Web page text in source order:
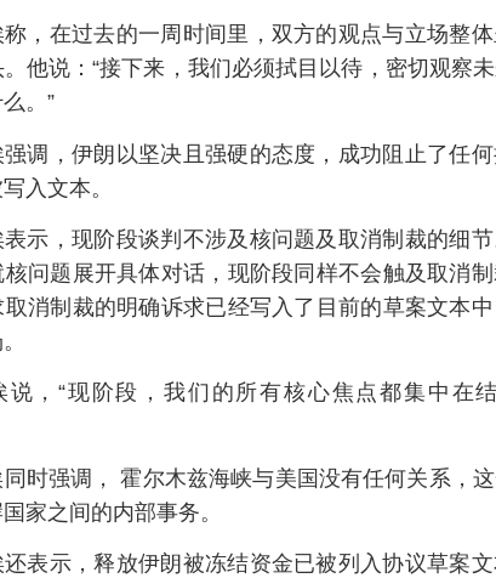
，在过去的一周时间里，双方的观点与立场整
他说：“接下来，我们必须拭目以待，密切观察
。”
调，伊朗以坚决且强硬的态度，成功阻止了任
入文本。
示，现阶段谈判不涉及核问题及取消制裁的细
问题展开具体对话，现阶段同样不会触及取消制
消制裁的明确诉求已经写入了目前的草案文本
说，“现阶段，我们的所有核心焦点都集中在
时强调， 霍尔木兹海峡与美国没有任何关系，
家之间的内部事务。
表示，释放伊朗被冻结资金已被列入协议草案